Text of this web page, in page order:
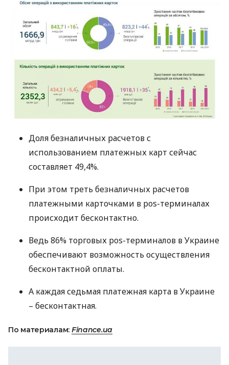
Доля безналичных расчетов с
использованием платежных карт сейчас
составляет 49,4%.
При этом треть безналичных расчетов
платежными карточками в pos-терминалах
происходит бесконтактно.
Ведь 86% торговых pos-терминалов в Украине
обеспечивают возможность осуществления
бесконтактной оплаты.
А каждая седьмая платежная карта в Украине
– бесконтактная.
По материалам: Finance.ua